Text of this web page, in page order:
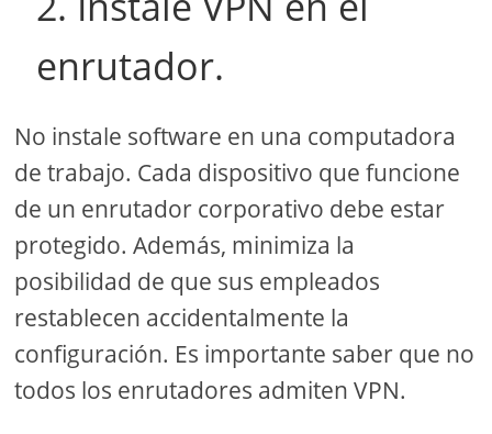
enrutador.
No instale software en una computadora
de trabajo. Cada dispositivo que funcione
de un enrutador corporativo debe estar
protegido. Además, minimiza la
posibilidad de que sus empleados
restablecen accidentalmente la
configuración. Es importante saber que no
todos los enrutadores admiten VPN.